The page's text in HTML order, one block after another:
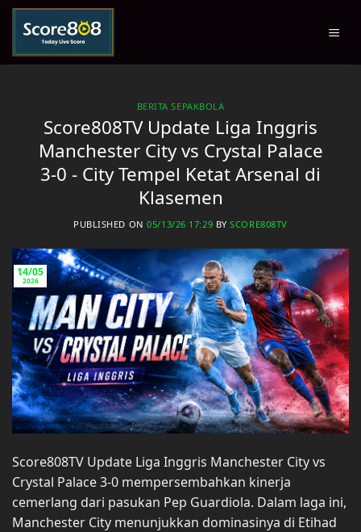
Skip
content
BERITA SEPAKBOLA
Score808TV Update Liga Inggris
Manchester City vs Crystal Palace
3-0 - City Tempel Ketat Arsenal di
Klasemen
PUBLISHED ON05/13/26 17:29 BYSCORE808TV
14/05
2026
Score808TV Update Liga Inggris Manchester City vs
Crystal Palace 3-0 mempersembahkan kinerja
cemerlang dari pasukan Pep Guardiola. Dalam laga ini,
Manchester City menunjukkan dominasinya di Etihad